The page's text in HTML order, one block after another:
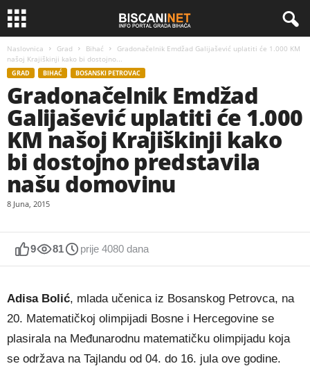
Naslovnica Grad Bihać
Gradonačelnik Emdžad Galijašević uplatiti će 1.000 KM
našoj Krajiškinji kako bi dostojno...
GRAD BIHAĆ BOSANSKI PETROVAC
Gradonačelnik Emdžad
Galijašević uplatiti će 1.000
KM našoj Krajiškinji kako
bi dostojno predstavila
našu domovinu
8 Juna, 2015
9 81 prije 4080 dana
Adisa Bolić, mlada učenica iz Bosanskog Petrovca, na
20. Matematičkoj olimpijadi Bosne i Hercegovine se
plasirala na Međunarodnu matematičku olimpijadu koja
se održava na Tajlandu od 04. do 16. jula ove godine.